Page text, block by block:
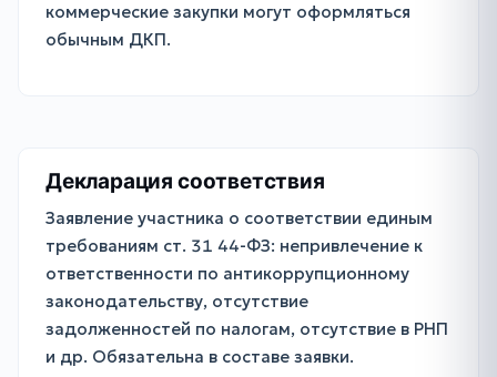
коммерческие закупки могут оформляться
обычным ДКП.
Декларация соответствия
Заявление участника о соответствии единым
требованиям ст. 31 44-ФЗ: непривлечение к
ответственности по антикоррупционному
законодательству, отсутствие
задолженностей по налогам, отсутствие в РНП
и др. Обязательна в составе заявки.